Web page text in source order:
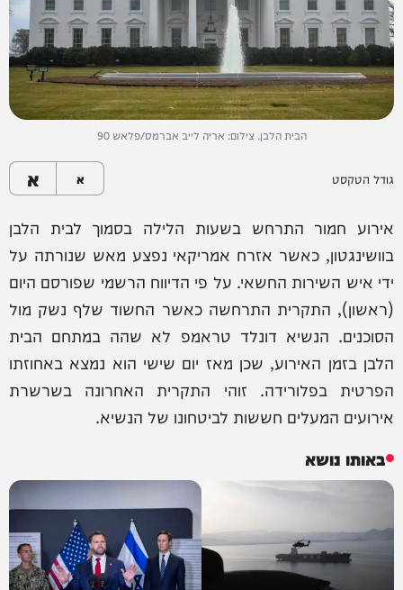
הבית הלבן. צילום: אריה לייב אברמס/פלאש 90
גודל הטקסט א א
אירוע חמור התרחש בשעות הלילה בסמוך לבית הלבן
בוושינגטון, כאשר אזרח אמריקאי נפצע מאש שנורתה על
ידי איש השירות החשאי. על פי הדיווח הרשמי שפורסם היום
(ראשון), התקרית התרחשה כאשר החשוד שלף נשק מול
הסוכנים. הנשיא דונלד טראמפ לא שהה במתחם הבית
הלבן בזמן האירוע, שכן מאז יום שישי הוא נמצא באחוזתו
הפרטית בפלורידה. זוהי התקרית האחרונה בשרשרת
אירועים המעלים חששות לביטחונו של הנשיא.
באותו נושא